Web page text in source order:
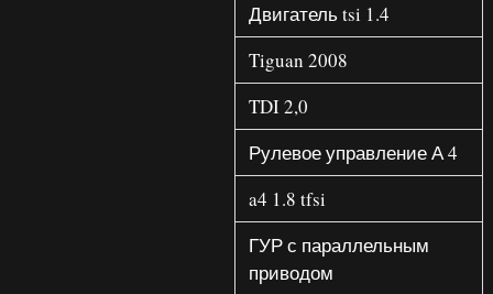
Двигатель tsi 1.4
Tiguan 2008
TDI 2,0
Рулевое управление А 4
a4 1.8 tfsi
ГУР с параллельным
приводом